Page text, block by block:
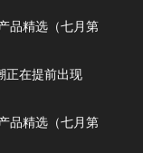
品精选（七月第
正在提前出现
品精选（七月第